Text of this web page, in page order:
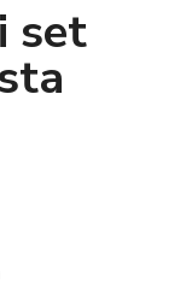
set